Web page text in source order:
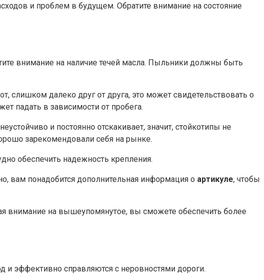
и проблем в будущем. Обратите внимание на состояние
внимание на наличие течей масла. Пыльники должны быть
слишком далеко друг от друга, это может свидетельствовать о
падать в зависимости от пробега.
и постоянно отскакивает, значит, стойкотипы не
зарекомендовали себя на рынке.
обеспечить надежность крепления.
вам понадобится дополнительная информация о артикуле, чтобы
внимание на вышеупомянутое, вы сможете обеспечить более
и эффективно справляются с неровностями дороги.